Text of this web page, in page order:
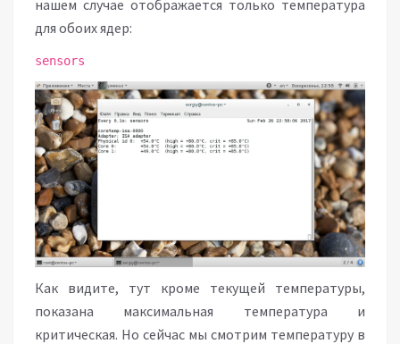
нашем случае отображается только температура
для обоих ядер:
sensors
Как видите, тут кроме текущей температуры,
показана максимальная температура и
критическая. Но сейчас мы смотрим температуру в